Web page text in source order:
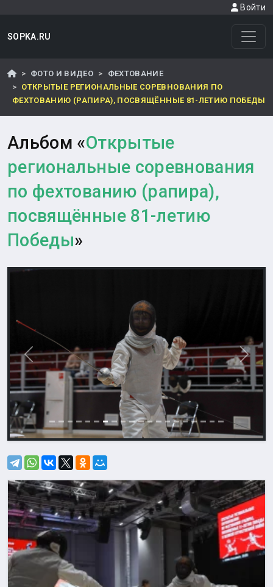
Войти
SOPKA.RU
ФОТО И ВИДЕО
ФЕХТОВАНИЕ
ОТКРЫТЫЕ РЕГИОНАЛЬНЫЕ СОРЕВНОВАНИЯ ПО
ФЕХТОВАНИЮ (РАПИРА), ПОСВЯЩЁННЫЕ 81-ЛЕТИЮ ПОБЕДЫ
Альбом «Открытые
региональные соревнования
по фехтованию (рапира),
посвящённые 81-летию
Победы»
Назад